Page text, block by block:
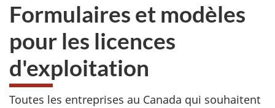
Formulaires et modèles
pour les licences
d'exploitation
Toutes les entreprises au Canada qui souhaitent